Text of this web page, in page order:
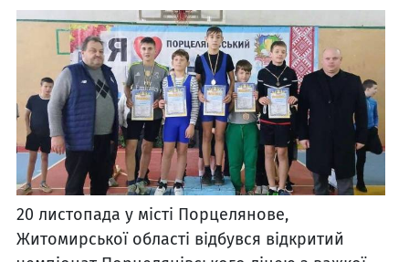
20 листопада у місті Порцелянове,
Житомирської області відбувся відкритий